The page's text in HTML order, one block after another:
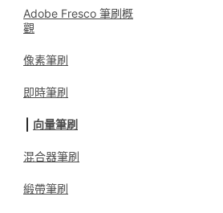
Adobe Fresco 筆刷概
觀
像素筆刷
即時筆刷
向量筆刷
混合器筆刷
緞帶筆刷